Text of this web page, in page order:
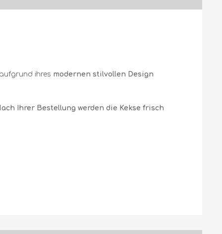
ihres modernen stilvollen Design
Ihrer Bestellung werden die Kekse frisch